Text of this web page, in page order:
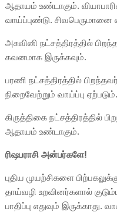
ஆதாயம் உண்டாகும்.
வாய்ப்புண்டு.
அசுவினி நட்சத்திரத்தில்
கவனமாக இருக்கவும்.
பரணி நட்சத்திரத்தில்
நிறைவேற்றும் வாய்ப்பு ஏற்படும்.
கிருத்திகை நட்சத்திரத்தில்
ஆதாயம் உண்டாகும்.
ரிஷபராசி அன்பர்களே!
புதிய முயற்சிகளை
தாய்வழி உறவினர்களால்
பாதிப்பு எதுவும்